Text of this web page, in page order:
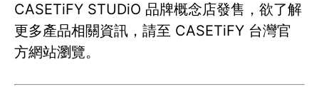
CASETiFY STUDiO 品牌概念店發售，欲了解
更多產品相關資訊，請至 CASETiFY 台灣官
方網站瀏覽。